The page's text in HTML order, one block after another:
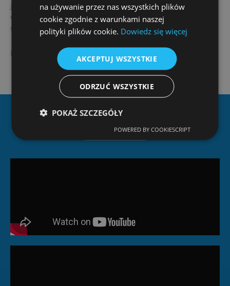
jakie są w stanie zagwarantować oczekiwaną
efektywność przez poszczególne instalacje
grzewcze.
biuro@ziterm.pl
na używanie przez nas wszystkich plików
cookie zgodnie z warunkami naszej
polityki plików cookie. Dowiedz się więcej
AKCEPTUJ WSZYSTKIE
ODRZUĆ WSZYSTKIE
POKAŻ SZCZEGÓŁY
POWERED BY COOKIESCRIPT